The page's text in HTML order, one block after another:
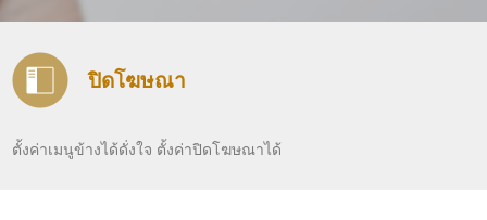
ปิดโฆษณา
ตั้งค่าเมนูข้างได้ดั่งใจ ตั้งค่าปิดโฆษณาได้